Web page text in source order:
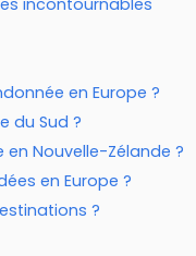
en Europe ?
du Sud ?
Nouvelle-Zélande ?
en Europe ?
?